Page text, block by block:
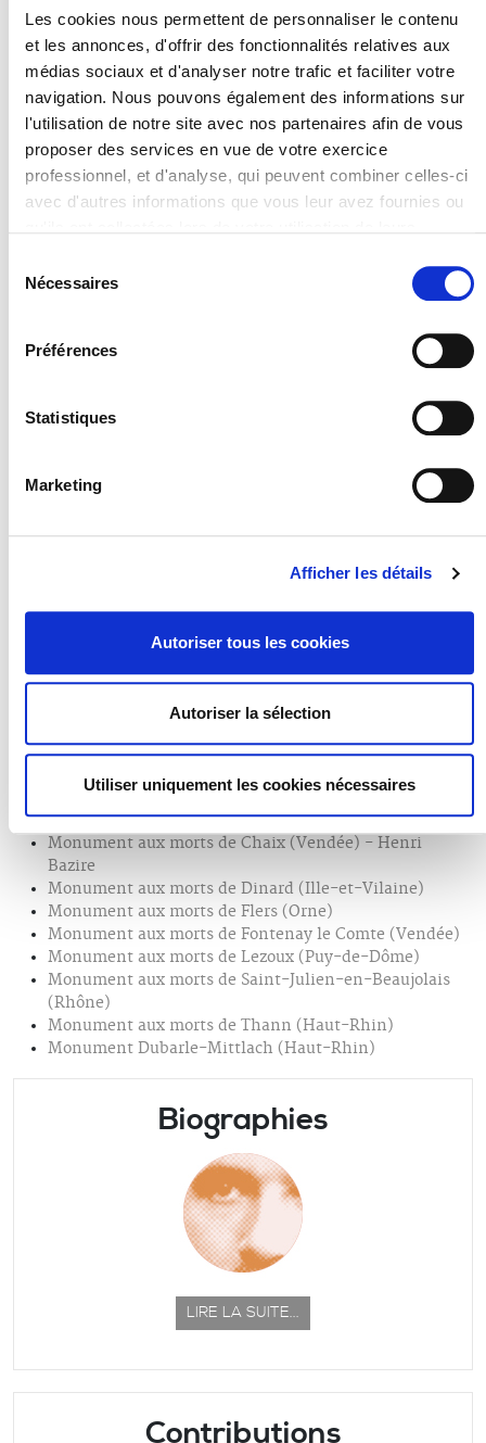
Les cookies nous permettent de personnaliser le contenu
et les annonces, d'offrir des fonctionnalités relatives aux
médias sociaux et d'analyser notre trafic et faciliter votre
navigation. Nous pouvons également des informations sur
l'utilisation de notre site avec nos partenaires afin de vous
proposer des services en vue de votre exercice
professionnel, et d'analyse, qui peuvent combiner celles-ci
avec d'autres informations que vous leur avez fournies ou
à utiliser notre site Web.
Nécessaires
Préférences
Statistiques
Marketing
Afficher les détails
Autoriser tous les cookies
Autoriser la sélection
Utiliser uniquement les cookies nécessaires
Photographie :
Jean-Claude
. Sources :
Sur les
Pas d'Adolphe Orang, 28e
RI - Blog vleCalvez
7 8 9
TOUS LES MONUMENTS
Monument aux morts de Boulazac (Dordogne)
Monument aux morts de Bourgneuf-en-Retz
Monument aux morts de Chaix (Vendée) - Henri
Bazire
Monument aux morts de Dinard (Ille-et-Vilaine)
Monument aux morts de Flers (Orne)
Monument aux morts de Fontenay le Comte (Vendée)
Monument aux morts de Lezoux (Puy-de-Dôme)
Monument aux morts de Saint-Julien-en-Beaujolais
(Rhône)
Monument aux morts de Thann (Haut-Rhin)
Monument Dubarle-Mittlach (Haut-Rhin)
Biographies
LIRE LA SUITE...
Contributions